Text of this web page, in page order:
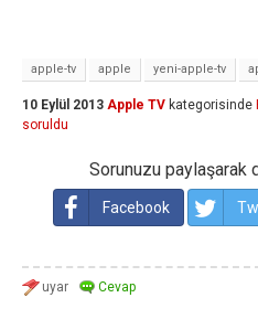
apple-tv apple yeni-apple-tv
10 Eylül 2013 Apple TV kategorisinde
soruldu
Sorunuzu paylaşarak
Facebook